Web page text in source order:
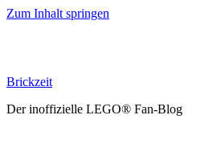
Zum Inhalt springen
Brickzeit
Der inoffizielle LEGO® Fan-Blog